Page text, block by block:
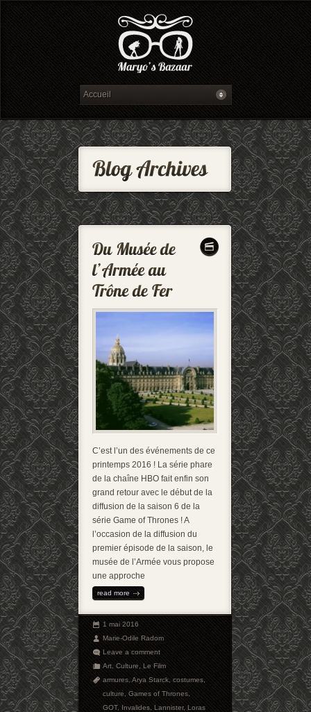
C’est l’un des événements de ce
printemps 2016 ! La série phare
de la chaîne HBO fait enfin son
grand retour avec le début de la
diffusion de la saison 6 de la
série Game of Thrones ! A
l’occasion de la diffusion du
premier épisode de la saison, le
musée de l’Armée vous propose
une approche
read more
1 mai 2016
Marie-Odile Radom
Leave a comment
Art,Culture,Le Film
armures,Arya Starck,costumes,
culture,Games of Thrones,
GOT,Invalides,Lannister,Loras